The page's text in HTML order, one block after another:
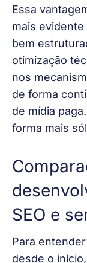
Essa
mais
bem
otimização
nos
de forma
de mídia
forma mais
SEO e
Para
desde o